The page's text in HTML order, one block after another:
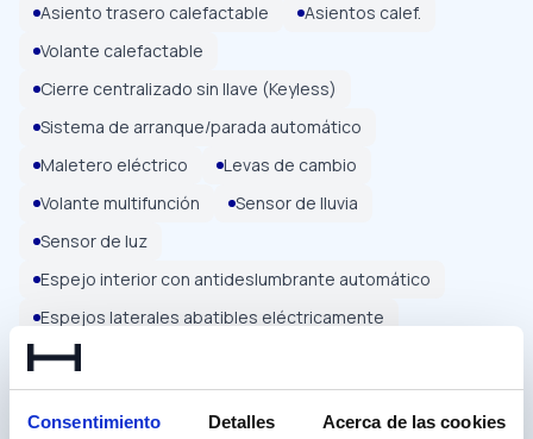
Consentimiento Detalles Acerca de las cookies
Asiento trasero calefactable
Asientos calef.
Volante calefactable
Cierre centralizado sin llave (Keyless)
Sistema de arranque/parada automático
Maletero eléctrico
Levas de cambio
Volante multifunción
Sensor de lluvia
Sensor de luz
Espejo interior con antideslumbrante automático
Espejos laterales abatibles eléctricamente
Espejos laterales eléctricos
Iluminación ambiental
Soporte lumbar
Reposabrazos